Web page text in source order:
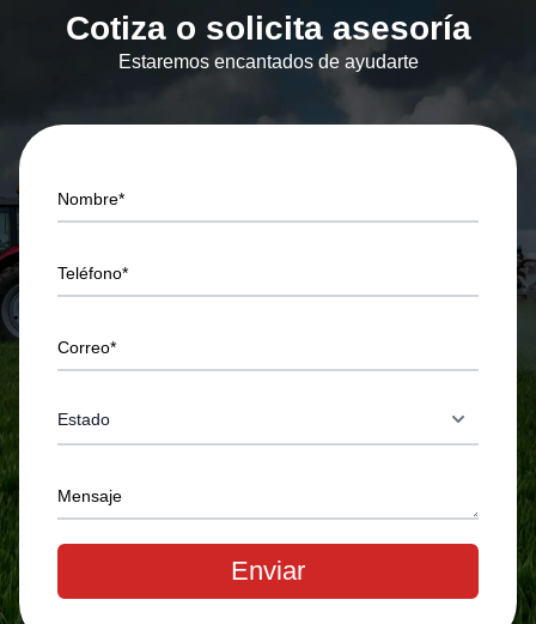
Cotiza o solicita asesoría
Estaremos encantados de ayudarte
Nombre*
Teléfono*
Correo*
Mensaje
Enviar